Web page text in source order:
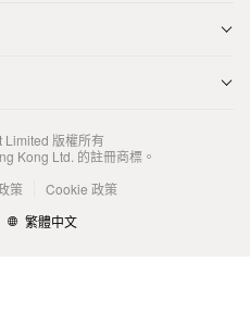
Limited 版權所有
Kong Ltd. 的註冊商標。
策
Cookie 政策
繁體中文